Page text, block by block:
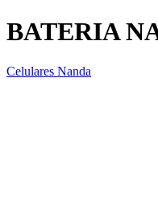
BATERIA
Celulares Nanda